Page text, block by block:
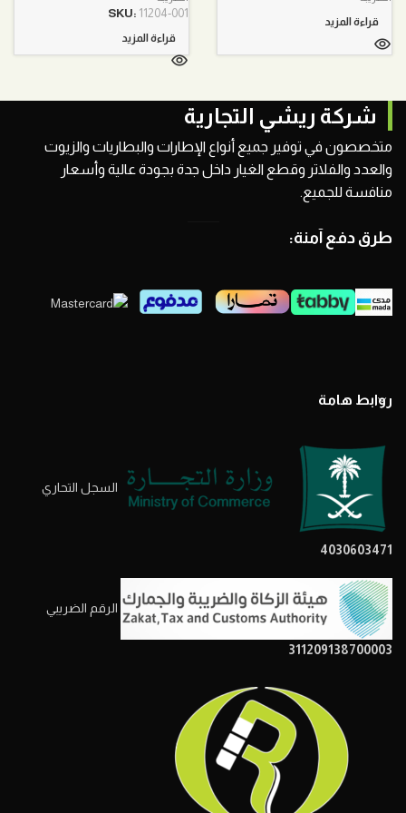
460,00 ر.س.
قراءة المزيد
هو:
SKU: 11204-001
قراءة المزيد
شركة ريشي التجارية
متخصصون في توفير جميع أنواع الإطارات والبطاريات والزيوت
والعدد والفلاتر وقطع الغيار داخل جدة بجودة عالية وأسعار
منافسة للجميع.
طرق دفع آمنة:
روابط هامة
السجل التحاري
4030603471
الرقم الضريبي
311209138700003